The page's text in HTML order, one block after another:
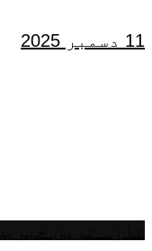
11 دسمبر 2025